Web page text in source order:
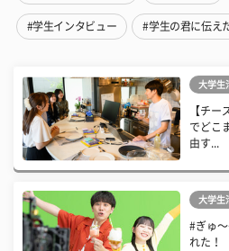
#学生インタビュー #学生の君に伝え
大学生
【チー
でどこ
由す...
大学生
#ぎゅ
れた！